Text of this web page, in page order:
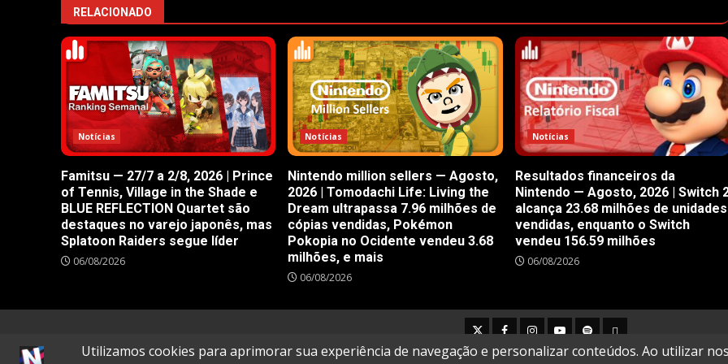
RELACIONADO
Notícias
Famitsu — 27/7 a 2/8, 2026 | Prince
of Tennis, Village in the Shade e
BLUE REFLECTION Quartet são
destaques no varejo japonês, mas
Splatoon Raiders segue líder
06/08/2026
Notícias
Nintendo million sellers — Agosto,
2026 | Tomodachi Life: Living the
Dream ultrapassa 7.96 milhões de
cópias vendidas, Pokémon
Pokopia no Ocidente vendeu 3.68
milhões, e mais
06/08/2026
Notícias
Resultados financeiros da
Nintendo — Agosto, 2026 | Switch
alcança 23.68 milhões de unidades
vendidas, enquanto o Switch
vendeu 156.59 milhões
06/08/2026
TwitterFacebook
Instagram
YoutubeSpotifyCookie
Policy